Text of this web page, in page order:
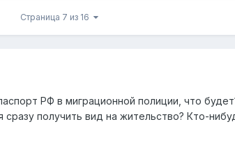
Страница 7 из 16
РФ в миграционной полиции, что
получить вид на жительство? Кто-